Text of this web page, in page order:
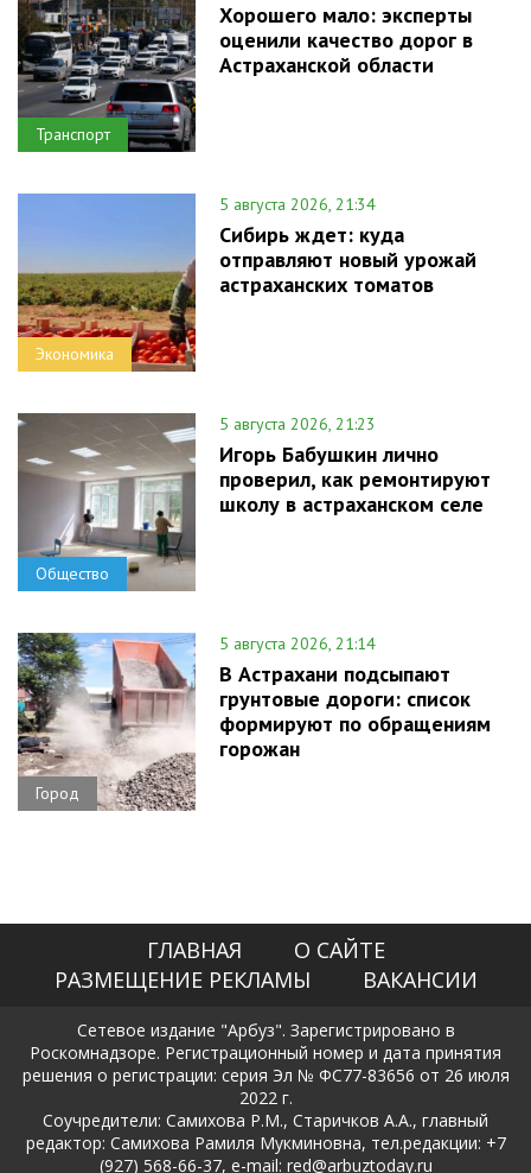
Транспорт
Хорошего мало: эксперты
оценили качество дорог в
Астраханской области
Экономика
5 августа 2026, 21:34
Сибирь ждет: куда
отправляют новый урожай
астраханских томатов
Общество
5 августа 2026, 21:23
Игорь Бабушкин лично
проверил, как ремонтируют
школу в астраханском селе
Город
5 августа 2026, 21:14
В Астрахани подсыпают
грунтовые дороги: список
формируют по обращениям
горожан
ГЛАВНАЯ
О САЙТЕ
РАЗМЕЩЕНИЕ РЕКЛАМЫ
ВАКАНСИИ
Сетевое издание "Арбуз". Зарегистрировано в
Роскомнадзоре. Регистрационный номер и дата принятия
решения о регистрации: серия Эл № ФС77-83656 от 26 июля
2022 г.
Соучредители: Самихова Р.М., Старичков А.А., главный
редактор: Самихова Рамиля Мукминовна, тел.редакции: +7
(927) 568-66-37, e-mail: red@arbuztoday.ru